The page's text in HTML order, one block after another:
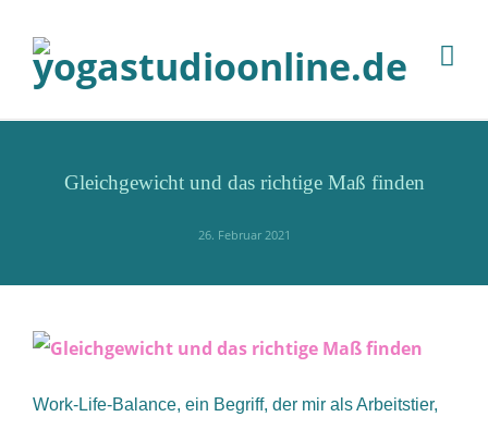
Gleichgewicht und das richtige Maß finden
26. Februar 2021
Work-Life-Balance, ein Begriff, der mir als Arbeitstier,